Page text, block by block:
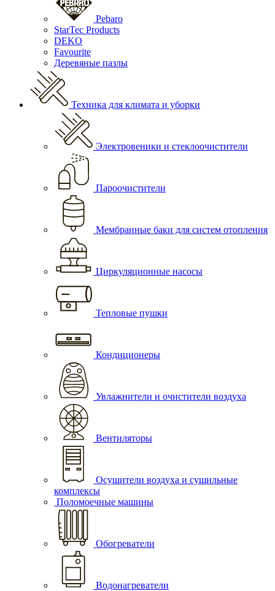
Pebaro
StarTec Products
DEKO
Favourite
Деревяные пазлы
Техника для климата и уборки
Электровеники и стеклоочистители
Пароочистители
Мембранные баки для систем отопления
Циркуляционные насосы
Тепловые пушки
Кондиционеры
Увлажнители и очистители воздуха
Вентиляторы
Осушители воздуха и сушильные
комплексы
Поломоечные машины
Обогреватели
Водонагреватели